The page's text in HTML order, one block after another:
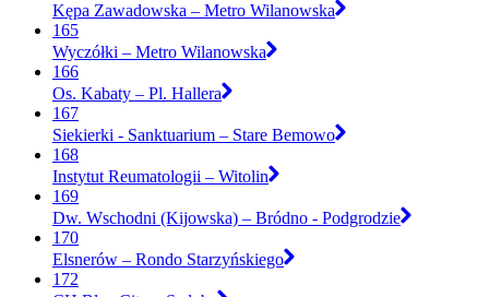
Kępa Zawadowska – Metro Wilanowska
165
Wyczółki – Metro Wilanowska
166
Os. Kabaty – Pl. Hallera
167
Siekierki - Sanktuarium – Stare Bemowo
168
Instytut Reumatologii – Witolin
169
Dw. Wschodni (Kijowska) – Bródno - Podgrodzie
170
Elsnerów – Rondo Starzyńskiego
172